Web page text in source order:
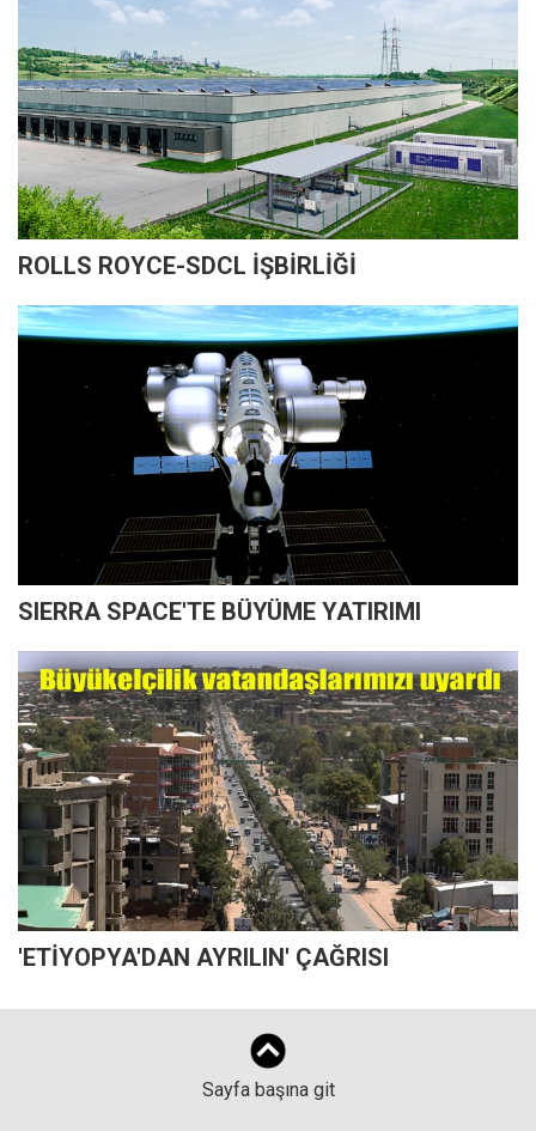
ROLLS ROYCE-SDCL İŞBİRLİĞİ
SIERRA SPACE'TE BÜYÜME YATIRIMI
'ETİYOPYA'DAN AYRILIN' ÇAĞRISI
Sayfa başına git